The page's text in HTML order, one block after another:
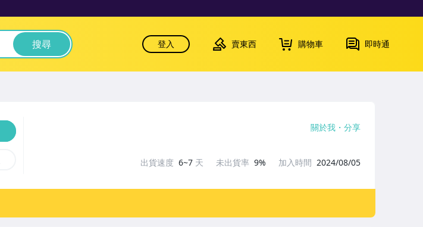
搜尋 登入 賣東西 購物車 即時通
關於我 分享
出貨速度 6~7 天 未出貨率 9% 加入時間 2024/08/05